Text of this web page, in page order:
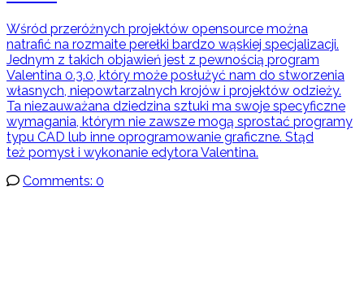
Wśród przeróżnych projektów opensource można
natrafić na rozmaite perełki bardzo wąskiej specjalizacji.
Jednym z takich objawień jest z pewnością program
Valentina 0.3.0, który może posłużyć nam do stworzenia
własnych, niepowtarzalnych krojów i projektów odzieży.
Ta niezauważana dziedzina sztuki ma swoje specyficzne
wymagania, którym nie zawsze mogą sprostać programy
typu CAD lub inne oprogramowanie graficzne. Stąd
też pomysł i wykonanie edytora Valentina.
Comments: 0